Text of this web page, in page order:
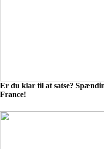
Er du klar til at satse?
France!